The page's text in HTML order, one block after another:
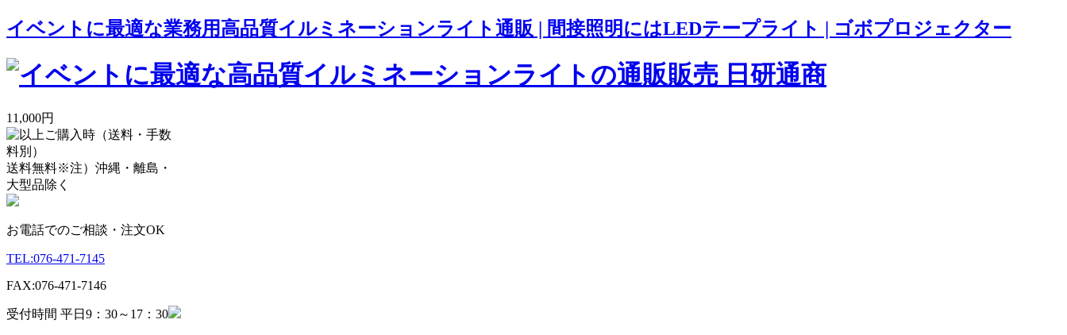
イベントに最適な業務用高品質イルミネーションライト通販 | 間接照明にはLEDテープライト | ゴボプロジェクター
11,000円
送料無料※注）沖縄・離島・
大型品除く
お電話でのご相談・注文OK
TEL:076-471-7145
FAX:076-471-7146
受付時間 平日9：30～17：30